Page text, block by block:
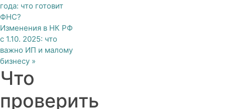
года: что готовит
ФНС?
Изменения в НК РФ
с 1.10. 2025: что
важно ИП и малому
бизнесу »
Что
проверить